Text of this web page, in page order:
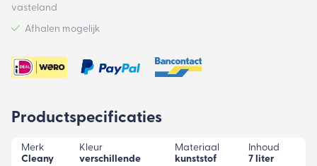
Productspecificaties
Merk
Cleany
Kleur
verschillende
Materiaal
kunststof
Inhoud
7 liter
vasteland
Afhalen mogelijk